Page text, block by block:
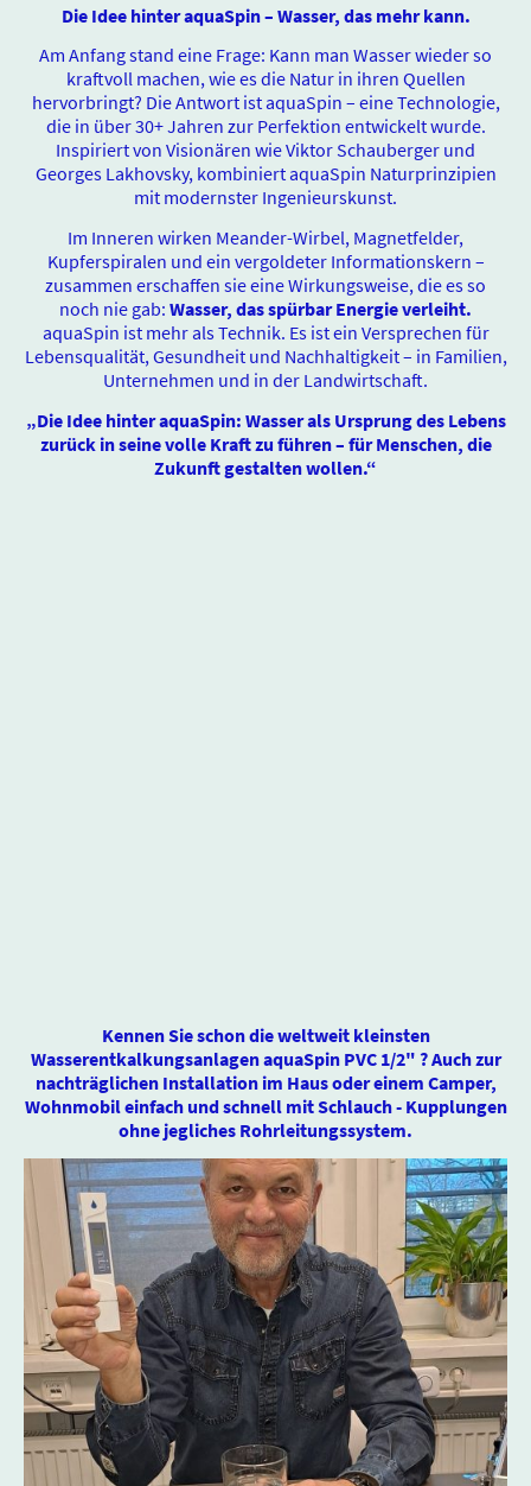
Die Idee hinter aquaSpin – Wasser, das mehr kann.
Am Anfang stand eine Frage: Kann man Wasser wieder so
kraftvoll machen, wie es die Natur in ihren Quellen
hervorbringt? Die Antwort ist aquaSpin – eine Technologie,
die in über 30+ Jahren zur Perfektion entwickelt wurde.
Inspiriert von Visionären wie Viktor Schauberger und
Georges Lakhovsky, kombiniert aquaSpin Naturprinzipien
mit modernster Ingenieurskunst.
Im Inneren wirken Meander-Wirbel, Magnetfelder,
Kupferspiralen und ein vergoldeter Informationskern –
zusammen erschaffen sie eine Wirkungsweise, die es so
noch nie gab: Wasser, das spürbar Energie verleiht.
aquaSpin ist mehr als Technik. Es ist ein Versprechen für
Lebensqualität, Gesundheit und Nachhaltigkeit – in Familien,
Unternehmen und in der Landwirtschaft.
„Die Idee hinter aquaSpin: Wasser als Ursprung des Lebens
zurück in seine volle Kraft zu führen – für Menschen, die
Zukunft gestalten wollen.“
Kennen Sie schon die weltweit kleinsten
Wasserentkalkungsanlagen aquaSpin PVC 1/2" ? Auch zur
nachträglichen Installation im Haus oder einem Camper,
Wohnmobil einfach und schnell mit Schlauch - Kupplungen
ohne jegliches Rohrleitungssystem.